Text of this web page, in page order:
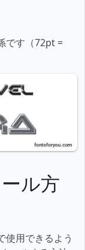
です（72pt =
ル方
使用できるよう